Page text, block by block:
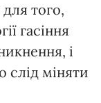
того,
гасіння
і
слід міняти